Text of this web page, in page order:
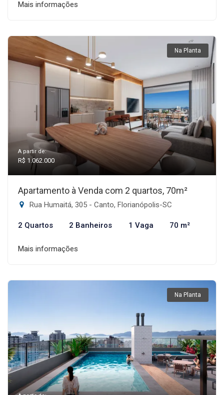
Mais informações
Na Planta
A partir de:
R$ 1.062.000
Apartamento à Venda com 2 quartos, 70m²
Rua Humaitá, 305 - Canto, Florianópolis-SC
2 Quartos 2 Banheiros 1 Vaga 70 m²
Mais informações
Na Planta